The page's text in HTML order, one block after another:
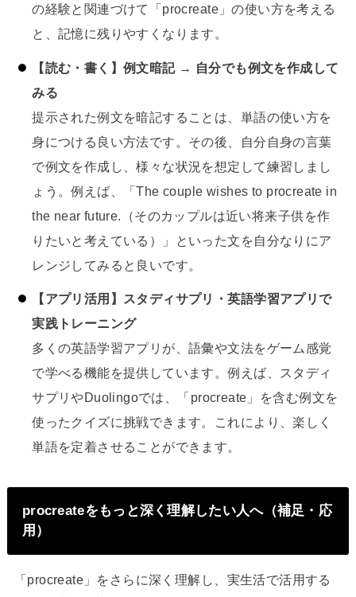
の経験と関連づけて「procreate」の使い方を考える
と、記憶に残りやすくなります。
【読む・書く】例文暗記 → 自分でも例文を作成して
みる
提示された例文を暗記することは、単語の使い方を
身につける良い方法です。その後、自分自身の言葉
で例文を作成し、様々な状況を想定して練習しまし
ょう。例えば、「The couple wishes to procreate in
the near future.（そのカップルは近い将来子供を作
りたいと考えている）」といった文を自分なりにア
レンジしてみると良いです。
【アプリ活用】スタディサプリ・英語学習アプリで
実践トレーニング
多くの英語学習アプリが、語彙や文法をゲーム感覚
で学べる機能を提供しています。例えば、スタディ
サプリやDuolingoでは、「procreate」を含む例文を
使ったクイズに挑戦できます。これにより、楽しく
単語を定着させることができます。
procreateをもっと深く理解したい人へ（補足・応
用）
「procreate」をさらに深く理解し、実生活で活用する